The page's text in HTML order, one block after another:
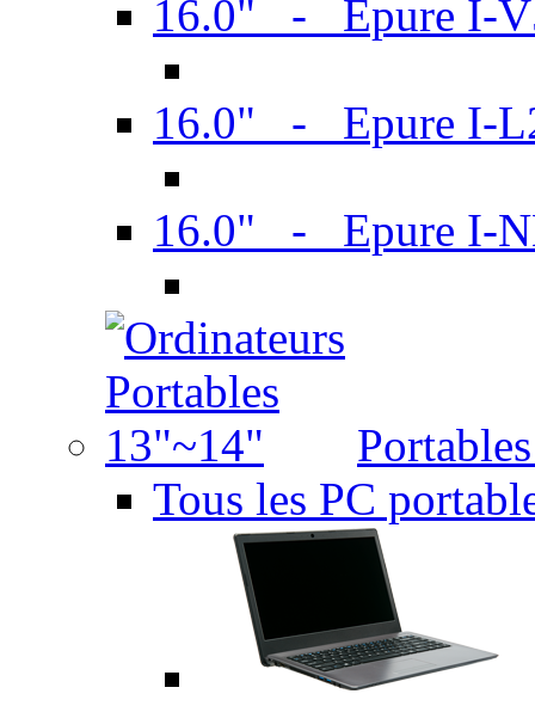
16.0" - Epure I-
16.0" - Epure I-
16.0" - Epure I-
Tous les PC